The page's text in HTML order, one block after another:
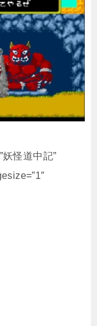
怪道中記”